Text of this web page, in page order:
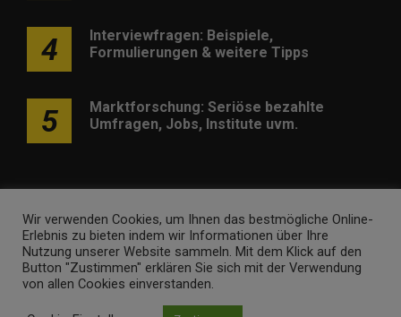
4
Interviewfragen: Beispiele,
Formulierungen & weitere Tipps
5
Marktforschung: Seriöse bezahlte
Umfragen, Jobs, Institute uvm.
Werben Kontakt Impressum Newsletter
marketing-trendinformationen.de • Marken- und
Wir verwenden Cookies, um Ihnen das bestmögliche Online-
Erlebnis zu bieten indem wir Informationen über Ihre
Nutzung unserer Website sammeln. Mit dem Klick auf den
Button "Zustimmen" erklären Sie sich mit der Verwendung
von allen Cookies einverstanden.